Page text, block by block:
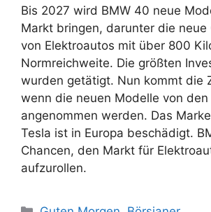
Bis 2027 wird BMW 40 neue
Markt bringen, darunter die neue
von Elektroautos mit über 800
Normreichweite. Die größten
wurden getätigt. Nun kommt die
wenn die neuen Modelle von
angenommen werden. Das
Tesla ist in Europa beschädigt.
Chancen, den Markt für
aufzurollen.
Kategorien